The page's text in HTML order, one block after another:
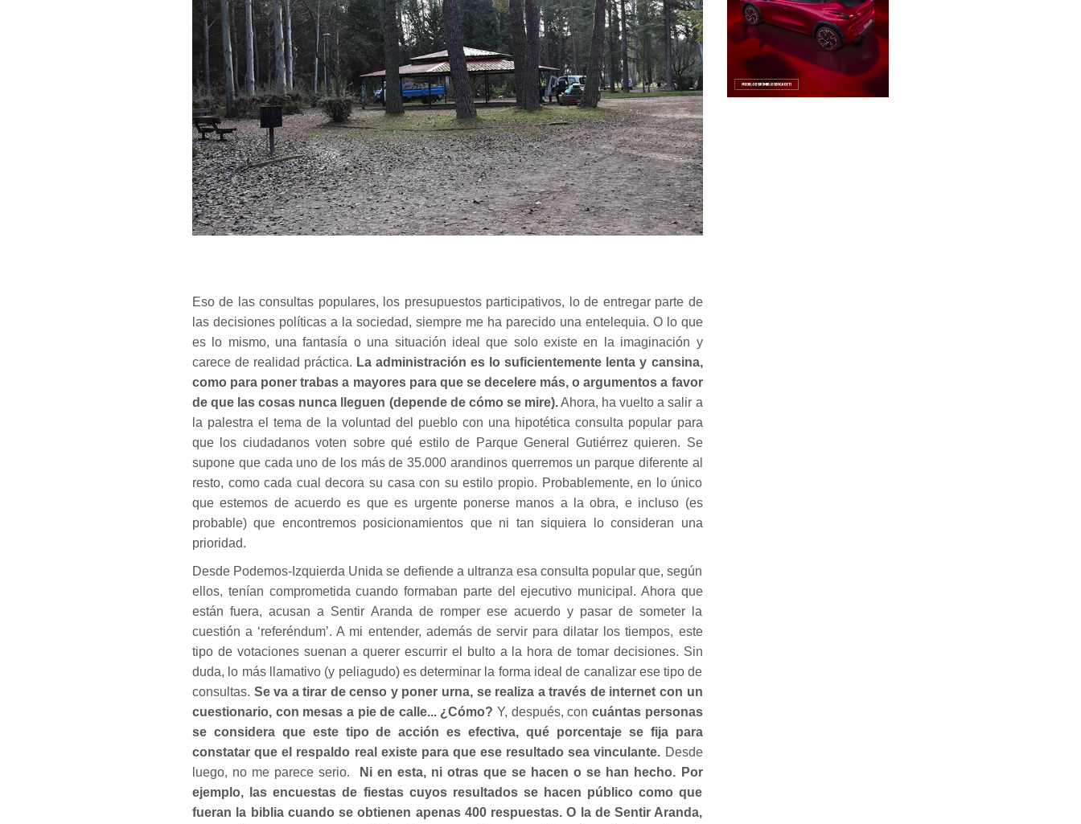
Eso de las consultas populares, los presupuestos participativos, lo de entregar parte de
las decisiones políticas a la sociedad, siempre me ha parecido una entelequia. O lo que
es lo mismo, una fantasía o una situación ideal que solo existe en la imaginación y
carece de realidad práctica. La administración es lo suficientemente lenta y cansina,
como para poner trabas a mayores para que se decelere más, o argumentos a favor
de que las cosas nunca lleguen (depende de cómo se mire).Ahora, ha vuelto a salir a
la palestra el tema de la voluntad del pueblo con una hipotética consulta popular para
que los ciudadanos voten sobre qué estilo de Parque General Gutiérrez quieren. Se
supone que cada uno de los más de 35.000 arandinos querremos un parque diferente al
resto, como cada cual decora su casa con su estilo propio. Probablemente, en lo único
que estemos de acuerdo es que es urgente ponerse manos a la obra, e incluso (es
probable) que encontremos posicionamientos que ni tan siquiera lo consideran una
prioridad.
Desde Podemos-Izquierda Unida se defiende a ultranza esa consulta popular que, según
ellos, tenían comprometida cuando formaban parte del ejecutivo municipal. Ahora que
están fuera, acusan a Sentir Aranda de romper ese acuerdo y pasar de someter la
cuestión a ‘referéndum’. A mi entender, además de servir para dilatar los tiempos, este
tipo de votaciones suenan a querer escurrir el bulto a la hora de tomar decisiones. Sin
duda, lo más llamativo (y peliagudo) es determinar la forma ideal de canalizar ese tipo de
consultas. Se va a tirar de censo y poner urna, se realiza a través de internet con un
cuestionario, con mesas a pie de calle... ¿Cómo? Y, después, con cuántas personas
se considera que este tipo de acción es efectiva, qué porcentaje se fija para
constatar que el respaldo real existe para que ese resultado sea vinculante. Desde
luego, no me parece serio.
Ni en esta, ni otras que se hacen o se han hecho. Por
ejemplo, las encuestas de fiestas cuyos resultados se hacen público como que
fueran la biblia cuando se obtienen apenas 400 respuestas. O la de Sentir Aranda,